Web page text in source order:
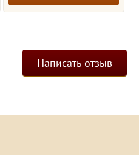
Написать отзыв